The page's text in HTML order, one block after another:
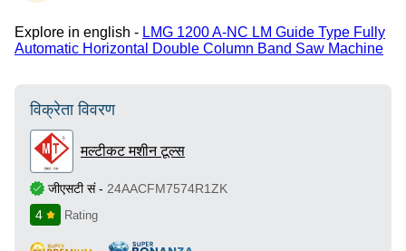
Explore in english - LMG 1200 A-NC LM Guide Type Fully
Automatic Horizontal Double Column Band Saw Machine
विक्रेता विवरण
मल्टीकट मशीन टूल्स
जीएसटी सं- 24AACFM7574R1ZK
4
Rating